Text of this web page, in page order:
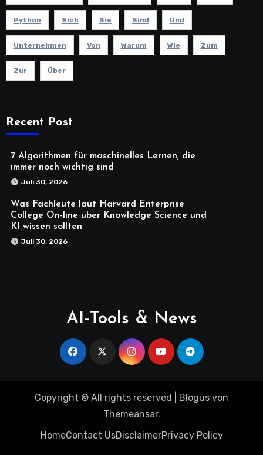
Python Sich Sie Sind Und
Unternehmen Von Warum Wie Zum
Zur Über
Recent Post
7 Algorithmen für maschinelles Lernen, die
immer noch wichtig sind
Juli 30, 2026
Was Fachleute laut Harvard Enterprise
College On-line über Knowledge Science und
KI wissen sollten
Juli 30, 2026
AI-Tools & News
Copyright © All rights reserved Blogus von
Themeansar.
HomeContact UsDisclaimerPrivacy Policy